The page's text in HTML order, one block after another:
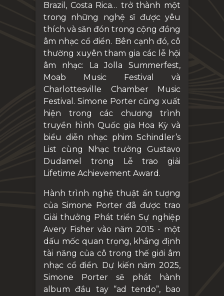
Brazil, Costa Rica… trở thành một
trong những nghệ sĩ được yêu
thích và săn đón trong cộng đồng
âm nhạc cổ điển. Bên cạnh đó, cô
thường xuyên tham gia các lễ hội
âm nhạc: La Jolla Summerfest,
Moab Music Festival và
Charlottesville Chamber Music
Festival. Simone Portercũng xuất
hiện trong các chương trình
truyền hình Quốc gia Hoa Kỳ và
biểu diễn nhạc phim Schindler’s
List cùng Nhạc trưởng Gustavo
Dudamel trong Lễ trao giải
Lifetime Achievement Award.
Hành trình nghệ thuật ấn tượng
của Simone Porter đã được trao
Giải thưởng Phát triển Sự nghiệp
Avery Fisher vào năm 2015 - một
dấu mốc quan trọng, khẳng định
tài năng của cô trong thế giới âm
nhạc cổ điển. Dự kiến năm 2025,
Simone Porter sẽ phát hành
album đầu tay “ad tendo”, bao